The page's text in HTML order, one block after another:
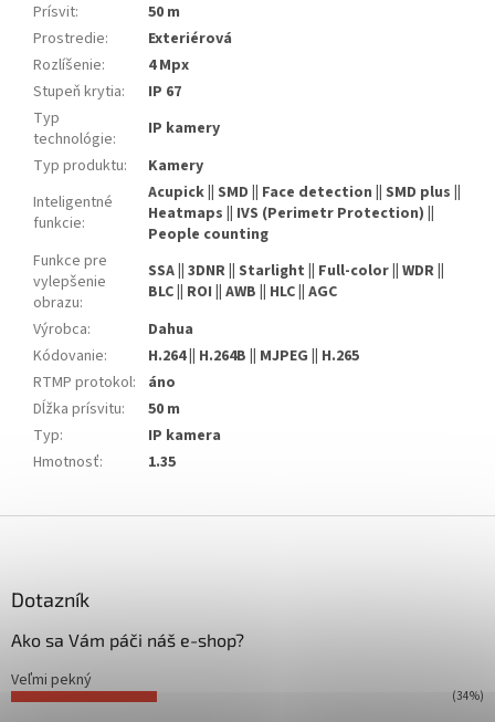
Prísvit:
50 m
Prostredie:
Exteriérová
Rozlíšenie:
4 Mpx
Stupeň krytia:
IP 67
Typ
technológie:
IP kamery
Typ produktu:
Kamery
Inteligentné
funkcie:
Acupick || SMD || Face detection || SMD plus ||
Heatmaps || IVS (Perimetr Protection) ||
People counting
Funkce pre
vylepšenie
obrazu:
SSA || 3DNR || Starlight || Full-color || WDR ||
BLC || ROI || AWB || HLC || AGC
Výrobca:
Dahua
Kódovanie:
H.264 || H.264B || MJPEG || H.265
RTMP protokol:
áno
Dĺžka prísvitu:
50 m
Typ:
IP kamera
Hmotnosť: 1.35
Dotazník
Ako sa Vám páči náš e-shop?
Veľmi pekný
(34%)